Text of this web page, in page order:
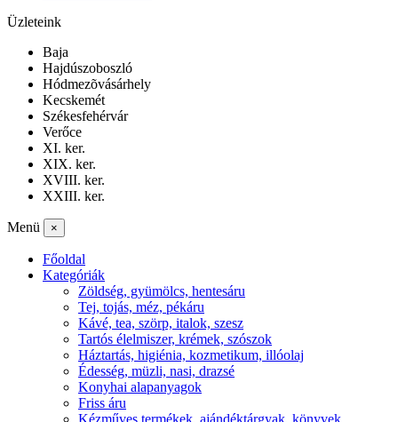
Üzleteink
Baja
Hajdúszoboszló
Hódmezõvásárhely
Kecskemét
Székesfehérvár
Verőce
XI. ker.
XIX. ker.
XVIII. ker.
XXIII. ker.
Menü ×
Főoldal
Kategóriák
Zöldség, gyümölcs, hentesáru
Tej, tojás, méz, pékáru
Kávé, tea, szörp, italok, szesz
Tartós élelmiszer, krémek, szószok
Háztartás, higiénia, kozmetikum, illóolaj
Édesség, müzli, nasi, drazsé
Konyhai alapanyagok
Friss áru
Kézműves termékek, ajándéktárgyak, könyvek